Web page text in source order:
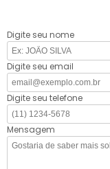
Digite seu nome
Digite seu email
Digite seu telefone
Mensagem